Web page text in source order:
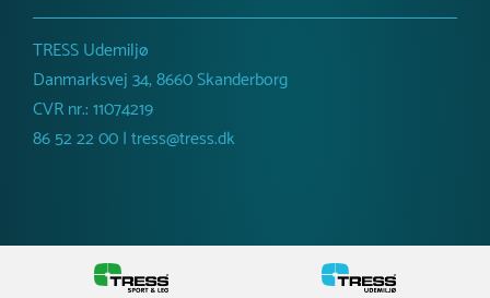
TRESS Udemiljø
Danmarksvej 34, 8660 Skanderborg
CVR nr.: 11074219
86 52 22 00 | tress@tress.dk